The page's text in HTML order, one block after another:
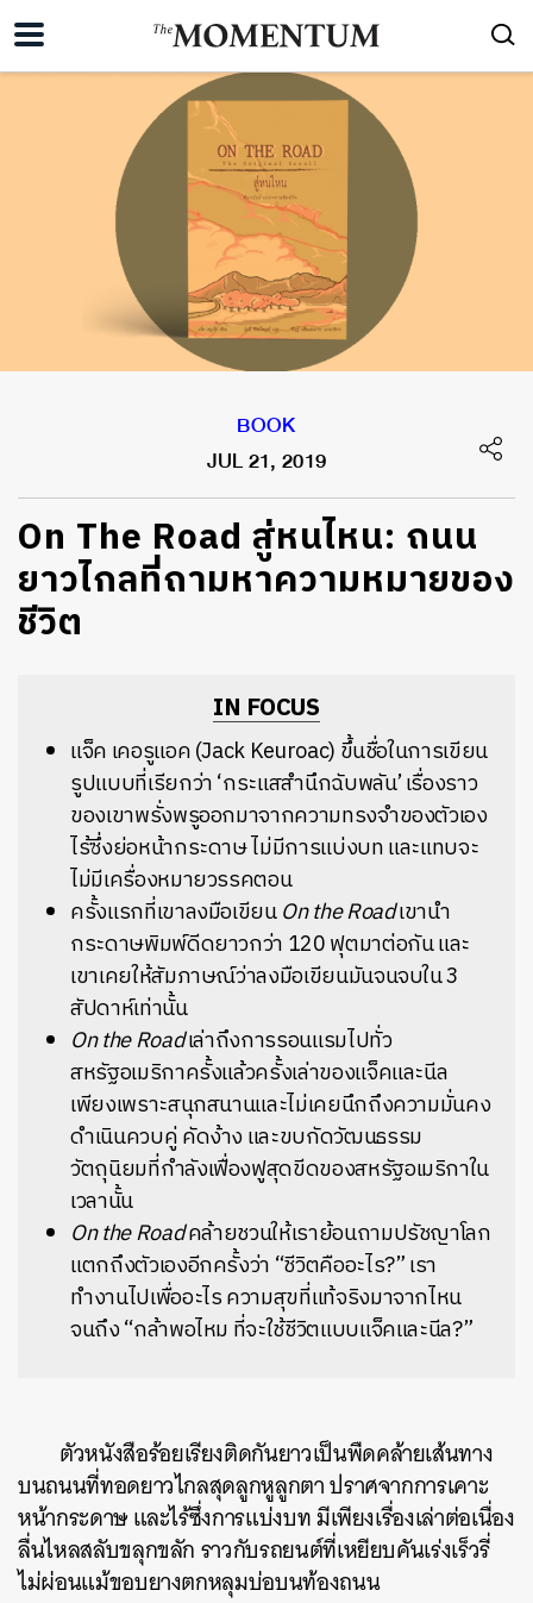
BOOK
JUL 21, 2019
On The Road สู่หนไหน: ถนน
ยาวไกลที่ถามหาความหมายของ
ชีวิต
IN FOCUS
แจ็ค เคอรูแอค (Jack Keuroac) ขึ้นชื่อในการเขียน
รูปแบบที่เรียกว่า ‘กระแสสำนึกฉับพลัน’ เรื่องราว
ของเขาพรั่งพรูออกมาจากความทรงจำของตัวเอง
ไร้ซึ่งย่อหน้ากระดาษ ไม่มีการแบ่งบท และแทบจะ
ไม่มีเครื่องหมายวรรคตอน
ครั้งแรกที่เขาลงมือเขียนOn the Roadเขานำ
กระดาษพิมพ์ดีดยาวกว่า 120 ฟุตมาต่อกัน และ
เขาเคยให้สัมภาษณ์ว่าลงมือเขียนมันจนจบใน 3
สัปดาห์เท่านั้น
On the Roadเล่าถึงการรอนแรมไปทั่ว
สหรัฐอเมริกาครั้งแล้วครั้งเล่าของแจ็คและนีล
เพียงเพราะสนุกสนานและไม่เคยนึกถึงความมั่นคง
ดำเนินควบคู่ คัดง้าง และขบกัดวัฒนธรรม
วัตถุนิยมที่กำลังเฟื่องฟูสุดขีดของสหรัฐอเมริกาใน
เวลานั้น
On the Roadคล้ายชวนให้เราย้อนถามปรัชญาโลก
แตกถึงตัวเองอีกครั้งว่า “ชีวิตคืออะไร?” เรา
ทำงานไปเพื่ออะไร ความสุขที่แท้จริงมาจากไหน
จนถึง “กล้าพอไหม ที่จะใช้ชีวิตแบบแจ็คและนีล?”
ตัวหนังสือร้อยเรียงติดกันยาวเป็นพืดคล้ายเส้นทาง
บนถนนที่ทอดยาวไกลสุดลูกหูลูกตา ปราศจากการเคาะ
หน้ากระดาษ และไร้ซึ่งการแบ่งบท มีเพียงเรื่องเล่าต่อเนื่อง
ลื่นไหลสลับขลุกขลัก ราวกับรถยนต์ที่เหยียบคันเร่งเร็วรี่
ไม่ผ่อนแม้ขอบยางตกหลุมบ่อบนท้องถนน